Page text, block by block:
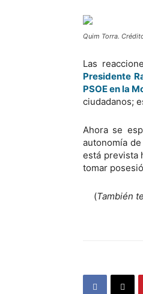
Quim Torra.
Las
Presidente
PSOE en la
ciudadanos;
Ahora se
autonomía
está prevista
tomar
(También